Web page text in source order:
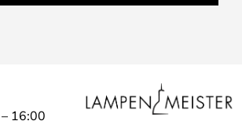
16:00